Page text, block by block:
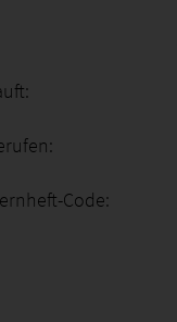
Code: